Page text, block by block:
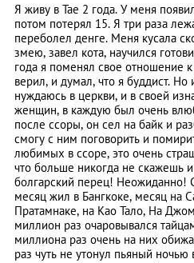
Я живу в Тае 2 года. У меня
потом потерял 15. Я три раза
переболел денге. Меня кусала
змею, завел кота, научился
года я поменял свое отношение
верил, и думал, что я буддист. Но
нуждаюсь в церкви, и в своей
женщин, в каждую был очень
после ссоры, он сел на байк и
смогу с ним поговорить и
любимых в ссоре, это очень
что больше никогда не
болгарский перец!
месяц жил в Бангкоке, месяц на
Пратамнаке, на Као Тало, На
миллион раз очаровывался
миллиона раз очень на них
раз чуть не утонул пьяный